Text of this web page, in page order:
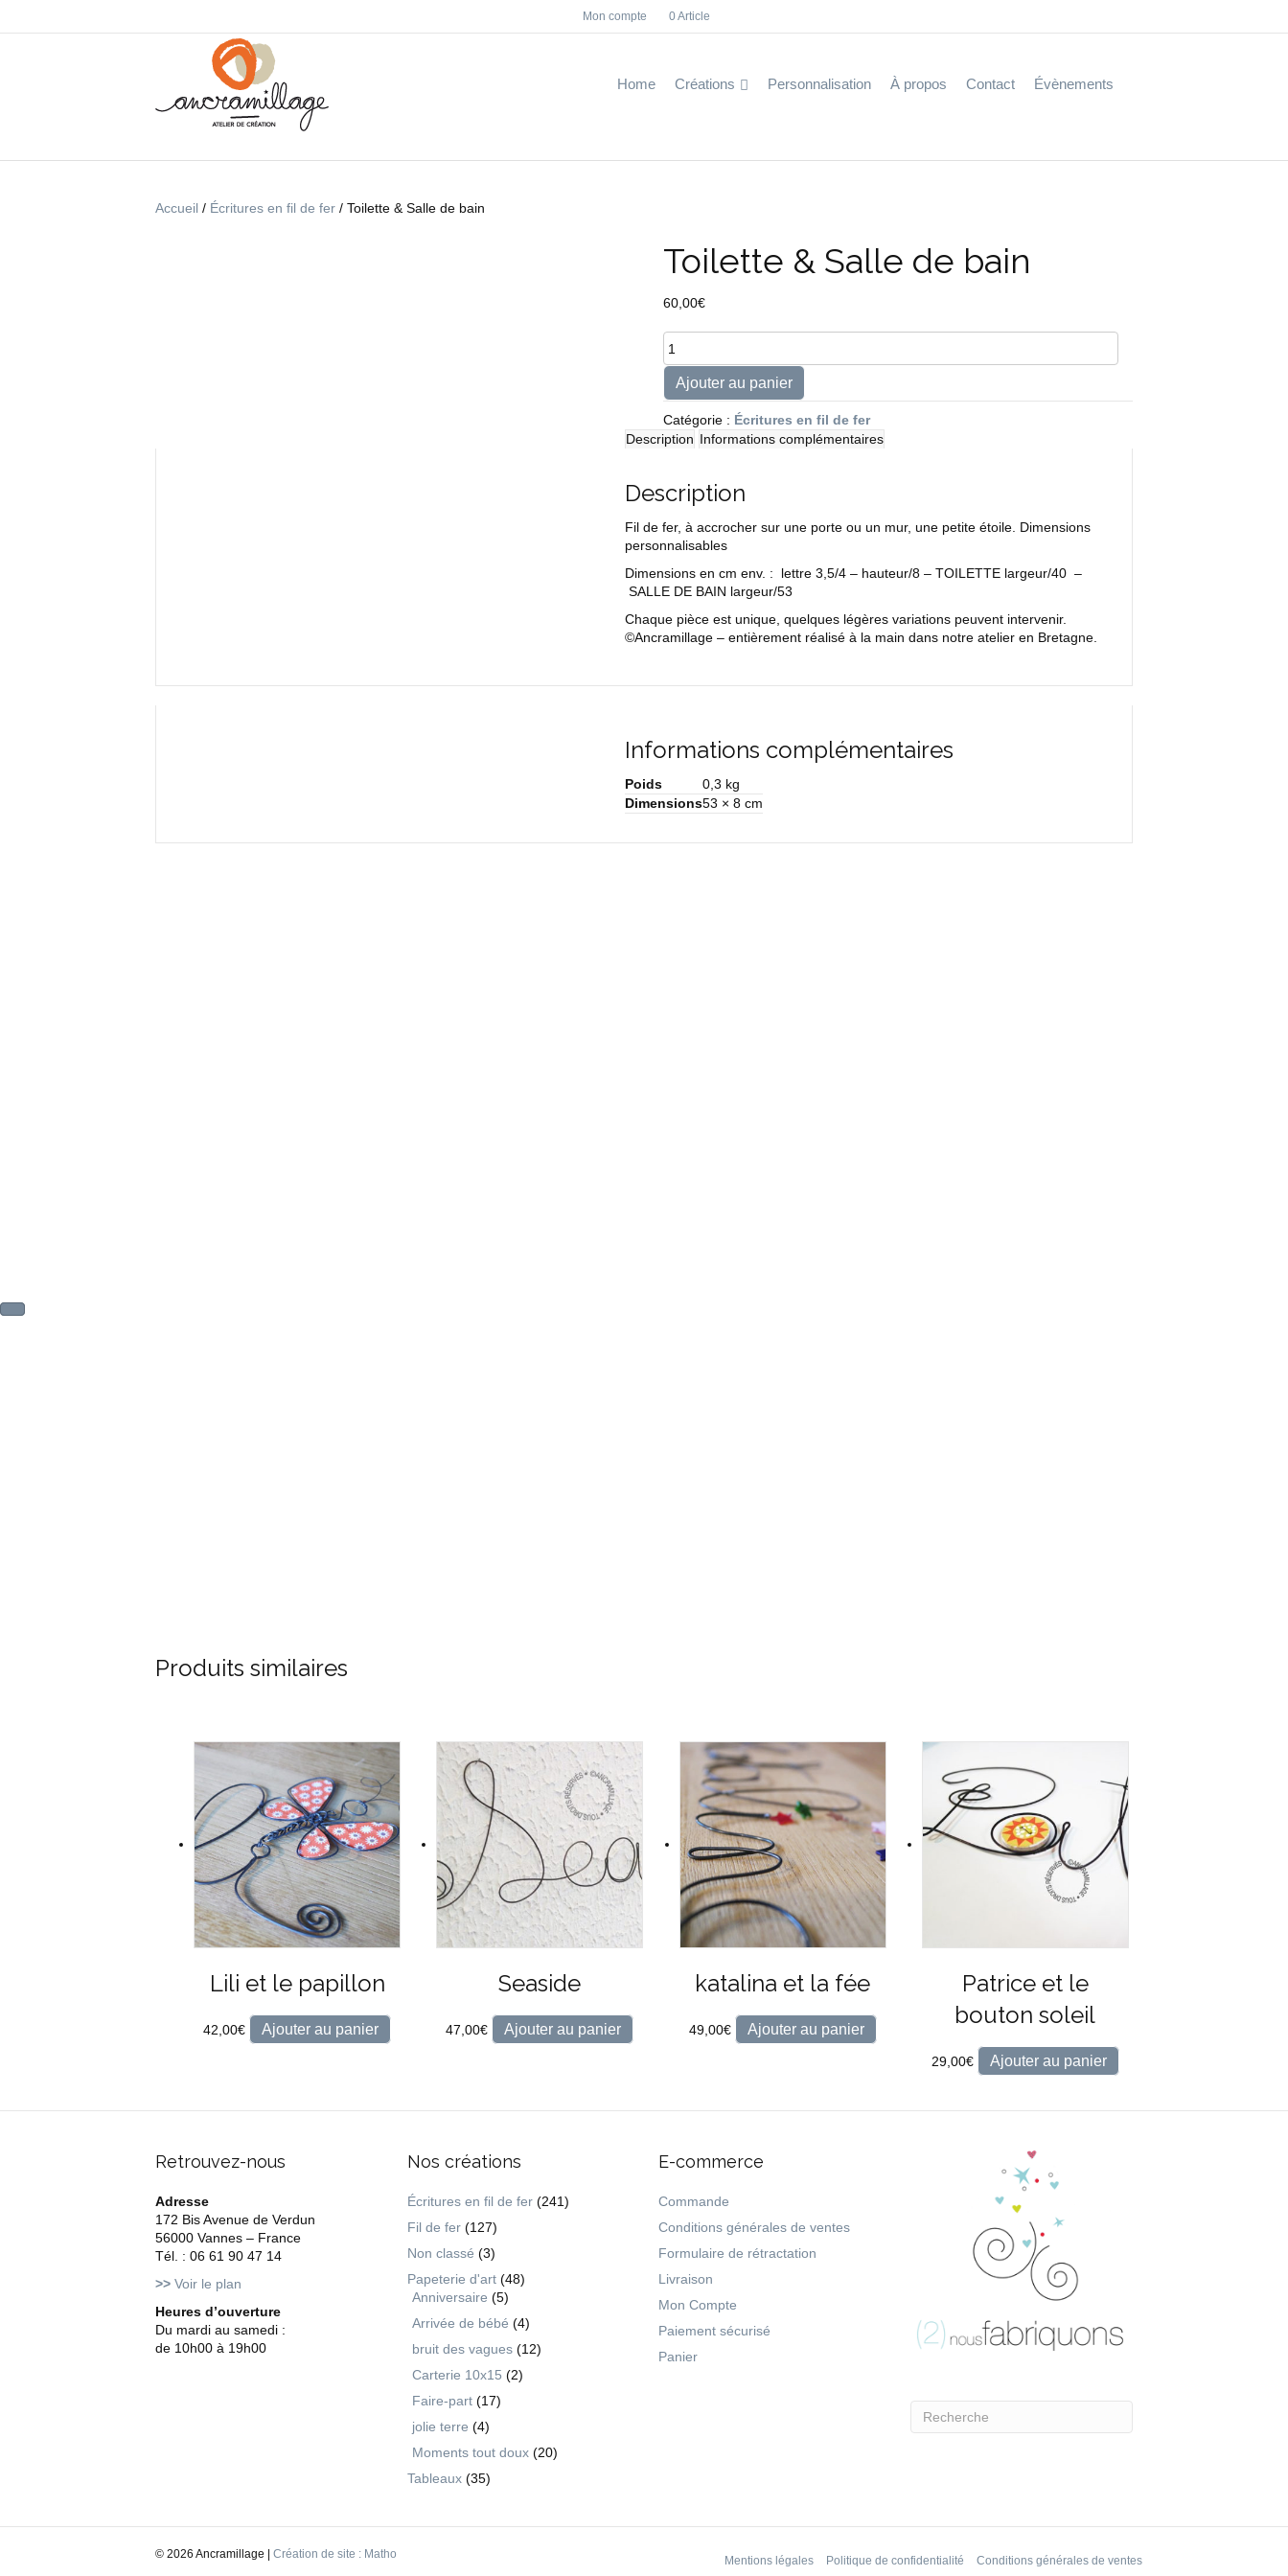
a
n
Mon compte 0 Article
Home Créations Personnalisation À propos Contact Évènements
Accueil / Écritures en fil de fer / Toilette & Salle de bain
Toilette & Salle de bain
60,00€
quantité
de
Toilette
&
Salle
de
bain
Ajouter au panier
Catégorie : Écritures en fil de fer
Description Informations complémentaires
Description
Fil de fer, à accrocher sur une porte ou un mur, une petite étoile. Dimensions
personnalisables
Dimensions en cm env. : lettre 3,5/4 – hauteur/8 – TOILETTE largeur/40 –
SALLE DE BAIN largeur/53
Chaque pièce est unique, quelques légères variations peuvent intervenir.
©Ancramillage – entièrement réalisé à la main dans notre atelier en Bretagne.
Informations complémentaires
Poids
0,3 kg
Dimensions53 × 8 cm
Produits similaires
Lili et le papillon
42,00€ Ajouter au panier
Seaside
47,00€ Ajouter au panier
katalina et la fée
49,00€ Ajouter au panier
Patrice et le
bouton soleil
29,00€ Ajouter au panier
Retrouvez-nous
Adresse
172 Bis Avenue de Verdun
56000 Vannes – France
Tél. : 06 61 90 47 14
>> Voir le plan
Heures d’ouverture
Du mardi au samedi :
de 10h00 à 19h00
Nos créations
Écritures en fil de fer (241)
Fil de fer (127)
Non classé (3)
Papeterie d'art (48)
Anniversaire (5)
Arrivée de bébé (4)
bruit des vagues (12)
Carterie 10x15 (2)
Faire-part (17)
jolie terre (4)
Moments tout doux (20)
Tableaux (35)
E-commerce
Commande
Conditions générales de ventes
Formulaire de rétractation
Livraison
Mon Compte
Paiement sécurisé
Panier
© 2026 Ancramillage | Création de site : Matho Mentions légales Politique de confidentialité Conditions générales de ventes